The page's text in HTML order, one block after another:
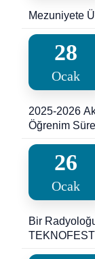
Mezuniyete
28
Ocak
2025-2026
Öğrenim
Duyurusu
26
Ocak
Bir